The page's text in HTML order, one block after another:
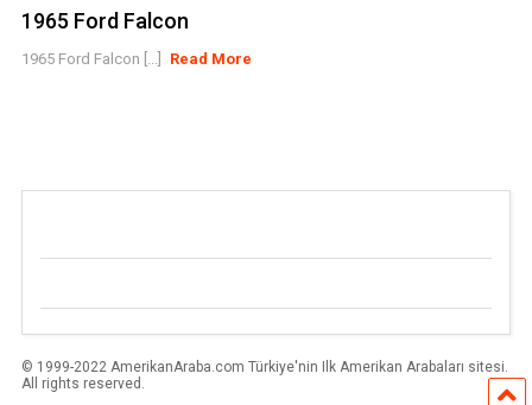
1965 Ford Falcon
1965 Ford Falcon [...] Read More
© 1999-2022 AmerikanAraba.com Türkiye'nin Ilk Amerikan Arabaları sitesi.
All rights reserved.